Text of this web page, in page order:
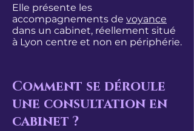
Elle présente les
accompagnements de voyance
dans un cabinet, réellement situé
à Lyon centre et non en périphérie.
Comment se déroule
une consultation en
cabinet ?